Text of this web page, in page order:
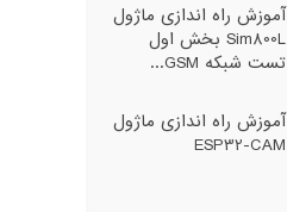
آموزش راه اندازی ماژول
Sim800L بخش اول
تست شبکه GSM...
آموزش راه اندازی ماژول
ESP32-CAM